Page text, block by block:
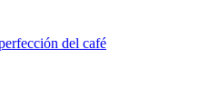
del café